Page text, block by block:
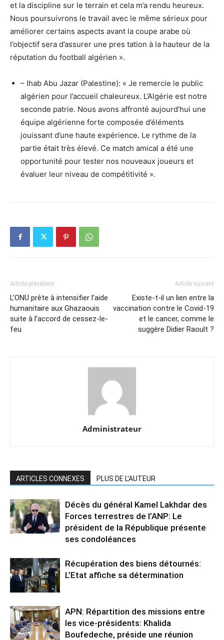
et la discipline sur le terrain et cela m’a rendu heureux.
Nous poursuivrons le travail avec le même sérieux pour
améliorer certains aspects avant la coupe arabe où
l’objectif sera d’assurer une pres tation à la hauteur de la
réputation du football algérien ».
– Ihab Abu Jazar (Palestine): « Je remercie le public
algérien pour l’accueil chaleureux. L’Algérie est notre
seconde patrie. Nous avons affronté aujourd’hui une
équipe algérienne forte composée d’éléments
jouissant d’une haute expérience. Le rythme de la
partie était très élevé. Ce match amical a été une
opportunité pour tester nos nouveaux joueurs et
évaluer leur niveau de compétitivité ».
Article précédent
L’ONU prête à intensifier l’aide
humanitaire aux Ghazaouis
suite à l’accord de cessez-le-
feu
Article suivant
Existe-t-il un lien entre la
vaccination contre le Covid-19
et le cancer, comme le
suggère Didier Raoult ?
Administrateur
ARTICLES CONNEXES PLUS DE L'AUTEUR
Décès du général Kamel Lakhdar des
Forces terrestres de l’ANP: Le
président de la République présente
ses condoléances
Récupération des biens détournés:
L’Etat affiche sa détermination
APN: Répartition des missions entre
les vice-présidents: Khalida
Boufedeche, préside une réunion